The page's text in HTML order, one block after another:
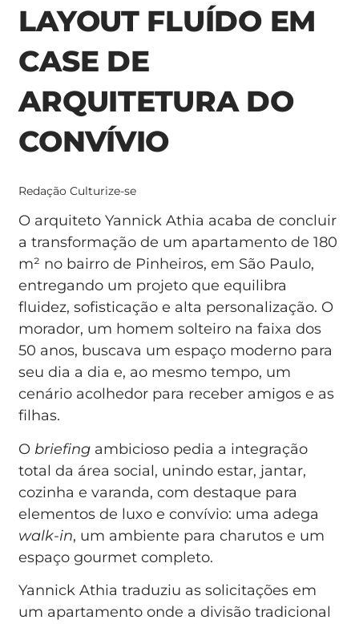
LAYOUT FLUÍDO EM
CASE DE
ARQUITETURA DO
CONVÍVIO
Redação Culturize-se
O arquiteto Yannick Athia acaba de concluir
a transformação de um apartamento de 180
m² no bairro de Pinheiros, em São Paulo,
entregando um projeto que equilibra
fluidez, sofisticação e alta personalização. O
morador, um homem solteiro na faixa dos
50 anos, buscava um espaço moderno para
seu dia a dia e, ao mesmo tempo, um
cenário acolhedor para receber amigos e as
filhas.
O briefing ambicioso pedia a integração
total da área social, unindo estar, jantar,
cozinha e varanda, com destaque para
elementos de luxo e convívio: uma adega
walk-in, um ambiente para charutos e um
espaço gourmet completo.
Yannick Athia traduziu as solicitações em
um apartamento onde a divisão tradicional